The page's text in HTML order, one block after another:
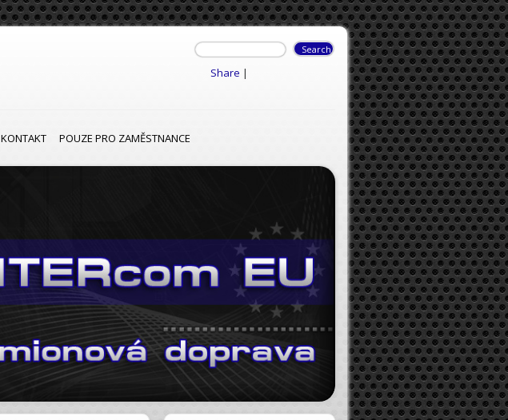
KONTAKT POUZE PRO ZAMĚSTNANCE
Share |